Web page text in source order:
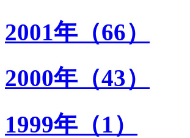
2001年（66）
2000年（43）
1999年（1）